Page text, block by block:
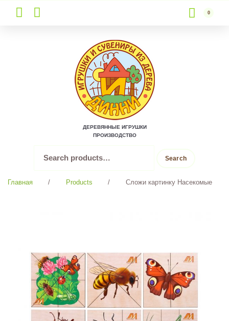
to
content
0
ДЕРЕВЯННЫЕ ИГРУШКИ
ПРОИЗВОДСТВО
for:
Search
Главная / Products / Сложи картинку Насекомые